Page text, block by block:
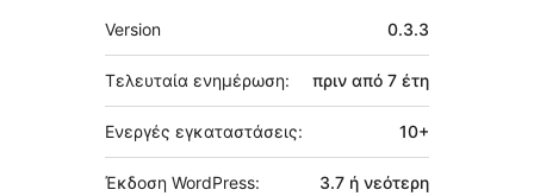
Μεταστοιχεία
Version 0.3.3
Τελευταία ενημέρωση: πριν από 7 έτη
Ενεργές εγκαταστάσεις: 10+
Έκδοση WordPress: 3.7 ή νεότερη